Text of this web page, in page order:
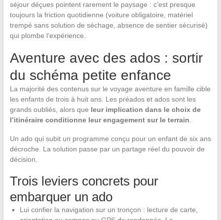
séjour déçues pointent rarement le paysage : c’est presque
toujours la friction quotidienne (voiture obligatoire, matériel
trempé sans solution de séchage, absence de sentier sécurisé)
qui plombe l’expérience.
Aventure avec des ados : sortir
du schéma petite enfance
La majorité des contenus sur le voyage aventure en famille cible
les enfants de trois à huit ans. Les préados et ados sont les
grands oubliés, alors que leur implication dans le choix de
l’itinéraire conditionne leur engagement sur le terrain
Un ado qui subit un programme conçu pour un enfant de six ans
décroche. La solution passe par un partage réel du pouvoir de
décision.
Trois leviers concrets pour
embarquer un ado
Lui confier la navigation sur un tronçon : lecture de carte,